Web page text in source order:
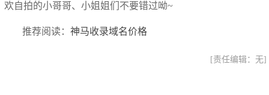
欢自拍的小哥哥、小姐姐们不要错过呦~
推荐阅读：神马收录域名价格
[责任编辑：无]